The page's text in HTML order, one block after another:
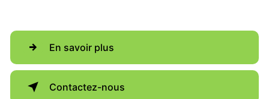
En savoir plus
Contactez-nous